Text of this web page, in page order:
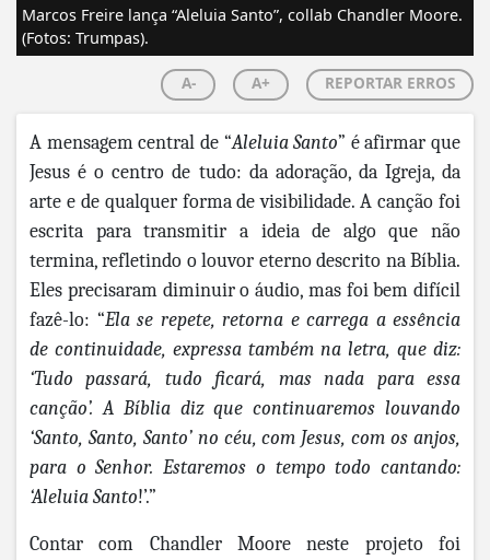
Marcos Freire lança “Aleluia Santo”, collab Chandler Moore.
(Fotos: Trumpas).
A- A+ REPORTAR ERROS
A mensagem central de “Aleluia Santo” é afirmar que
Jesus é o centro de tudo: da adoração, da Igreja, da
arte e de qualquer forma de visibilidade. A canção foi
escrita para transmitir a ideia de algo que não
termina, refletindo o louvor eterno descrito na Bíblia.
Eles precisaram diminuir o áudio, mas foi bem difícil
fazê-lo: “Ela se repete, retorna e carrega a essência
de continuidade, expressa também na letra, que diz:
‘Tudo passará, tudo ficará, mas nada para essa
canção’. A Bíblia diz que continuaremos louvando
‘Santo, Santo, Santo’ no céu, com Jesus, com os anjos,
para o Senhor. Estaremos o tempo todo cantando:
‘Aleluia Santo!’.”
Contar com Chandler Moore neste projeto foi